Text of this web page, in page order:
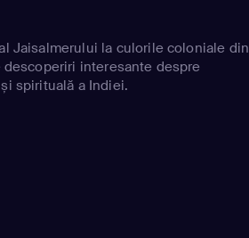
Jaisalmerului la culorile coloniale din
interesante despre
spirituală a Indiei.